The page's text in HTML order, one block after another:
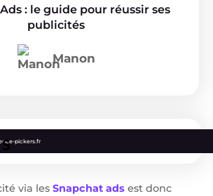
pickers.fr
: le guide pour réussir ses
publicités
Manon
millions d’utilisateurs actifs en
via les Snapchat ads est donc